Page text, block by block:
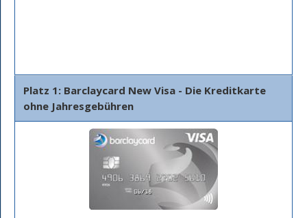
Platz 1: Barclaycard New Visa - Die Kreditkarte
ohne Jahresgebühren